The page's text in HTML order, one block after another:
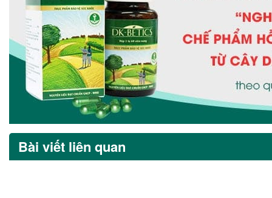
Bài viết liên quan